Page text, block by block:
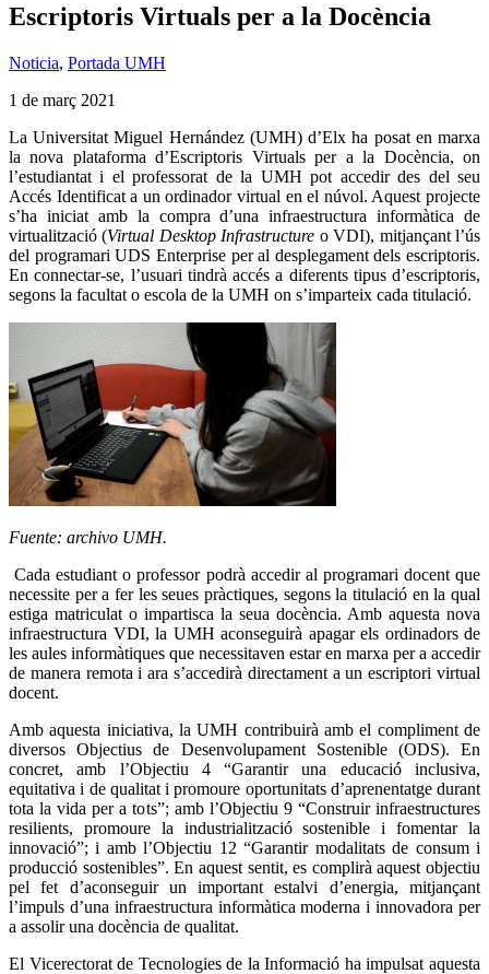
Escriptoris Virtuals per a la Docència
Noticia, Portada UMH
1 de març 2021
La Universitat Miguel Hernández (UMH) d’Elx ha posat en marxa
la nova plataforma d’Escriptoris Virtuals per a la Docència, on
l’estudiantat i el professorat de la UMH pot accedir des del seu
Accés Identificat a un ordinador virtual en el núvol. Aquest projecte
s’ha iniciat amb la compra d’una infraestructura informàtica de
virtualització (Virtual Desktop Infrastructure o VDI), mitjançant l’ús
del programari UDS Enterprise per al desplegament dels escriptoris.
En connectar-se, l’usuari tindrà accés a diferents tipus d’escriptoris,
segons la facultat o escola de la UMH on s’imparteix cada titulació.
Fuente: archivo UMH.
Cada estudiant o professor podrà accedir al programari docent que
necessite per a fer les seues pràctiques, segons la titulació en la qual
estiga matriculat o impartisca la seua docència. Amb aquesta nova
infraestructura VDI, la UMH aconseguirà apagar els ordinadors de
les aules informàtiques que necessitaven estar en marxa per a accedir
de manera remota i ara s’accedirà directament a un escriptori virtual
docent.
Amb aquesta iniciativa, la UMH contribuirà amb el compliment de
diversos Objectius de Desenvolupament Sostenible (ODS). En
concret, amb l’Objectiu 4 “Garantir una educació inclusiva,
equitativa i de qualitat i promoure oportunitats d’aprenentatge durant
tota la vida per a tots”; amb l’Objectiu 9 “Construir infraestructures
resilients, promoure la industrialització sostenible i fomentar la
innovació”; i amb l’Objectiu 12 “Garantir modalitats de consum i
producció sostenibles”. En aquest sentit, es complirà aquest objectiu
pel fet d’aconseguir un important estalvi d’energia, mitjançant
l’impuls d’una infraestructura informàtica moderna i innovadora per
a assolir una docència de qualitat.
El Vicerectorat de Tecnologies de la Informació ha impulsat aquesta